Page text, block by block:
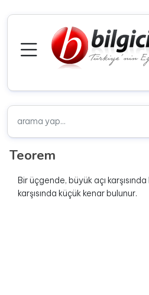
Teorem
Bir üçgende, büyük açı
karşısında küçük kenar bulunur.